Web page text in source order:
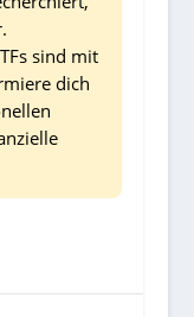
sind mit
dich